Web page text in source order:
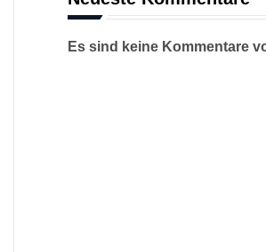
Es sind keine Kommentare